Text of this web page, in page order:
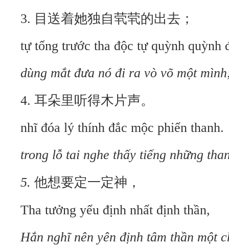
3. 目送着她独自茕茕的出去；
tự tống trước tha độc tự quỳnh quỳnh
dùng mắt đưa nó đi ra vò võ một
4. 耳朵里听得木片声。
nhĩ đóa lý thính đắc mộc phiến thanh.
trong lỗ tai nghe thấy tiếng những
5. 他想要定一定神，
Tha tưởng yếu định nhất định thần,
Hắn nghĩ nên yên định tâm thần một